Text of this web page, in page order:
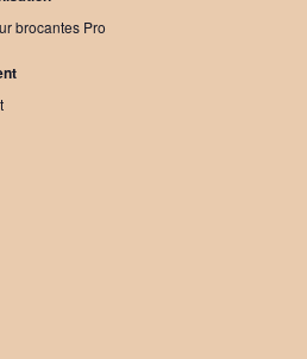
brocantes Pro